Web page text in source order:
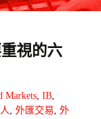
視的六
Markets, IB,
, 外匯交易, 外